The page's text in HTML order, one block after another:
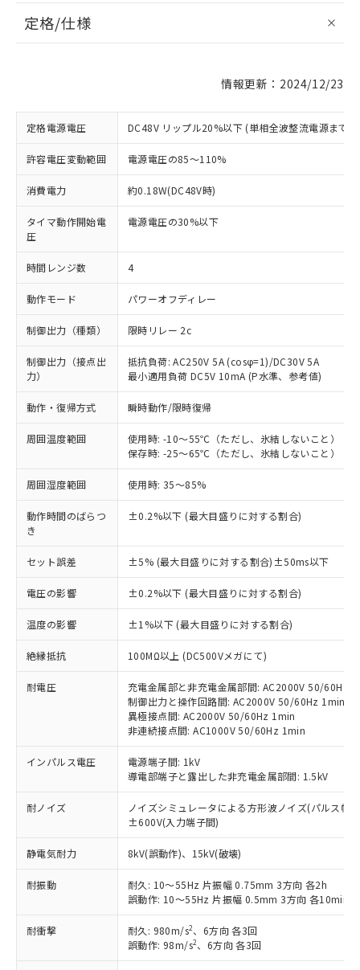
定格/仕様
情報更新：2024/12/23
定格電源電圧 DC48V リップル20%以下 (単相全波整流電源まで
許容電圧変動範囲 電源電圧の85～110%
消費電力 約0.18W(DC48V時)
タイマ動作開始電
圧
電源電圧の30%以下
時間レンジ数 4
動作モード パワーオフディレー
制御出力（種類） 限時リレー 2c
制御出力（接点出
力）
抵抗負荷: AC250V 5A (cosφ=1)/DC30V 5A
最小適用負荷 DC5V 10mA (P水準、参考値)
動作・復帰方式 瞬時動作/限時復帰
周囲温度範囲
使用時: -10～55℃（ただし、氷結しないこと）
保存時: -25～65℃（ただし、氷結しないこと）
周囲湿度範囲 使用時: 35～85%
動作時間のばらつ
き
±0.2%以下 (最大目盛りに対する割合)
セット誤差 ±5% (最大目盛りに対する割合)±50ms以下
電圧の影響 ±0.2%以下 (最大目盛りに対する割合)
温度の影響 ±1%以下 (最大目盛りに対する割合)
絶縁抵抗 100MΩ以上 (DC500Vメガにて)
耐電圧
充電金属部と非充電金属部間: AC2000V 50/60Hz
制御出力と操作回路間: AC2000V 50/60Hz 1min
異極接点間: AC2000V 50/60Hz 1min
非連続接点間: AC1000V 50/60Hz 1min
インパルス電圧
電源端子間: 1kV
導電部端子と露出した非充電金属部間: 1.5kV
耐ノイズ
ノイズシミュレータによる方形波ノイズ(パルス
±600V(入力端子間)
静電気耐力 8kV(誤動作)、15kV(破壊)
耐振動
耐久: 10～55Hz 片振幅 0.75mm 3方向 各2h
誤動作: 10～55Hz 片振幅 0.5mm 3方向 各10min
耐衝撃 耐久: 980m/s2、6方向 各3回
誤動作: 98m/s2、6方向 各3回
ご利用条件
以下の条件をお読みいただき、同意のうえ
ご利用ください。
本サービスは、当社制御機器事業取扱
商品の当社在庫状況および標準価格
(税抜)を提供させていただくもので
当社制御機器事業取扱商品の中には、
ことをご了承ください。
在庫状況および標準価格照会結果は、
記載している更新日時点での社内デー
タに基づき作成されるものであり、閲
覧された時点での実際の在庫および標
※1 対応状況
対応済み：EU RoHS指令（10物質）の
非含有に対応した製品が提供可能な商品で
す。
対応予定：EU RoHS指令（10物質）の非含
有に対応した製品に切り替える予定のある
対応予定なし：EU RoHS指令（10物質）の
非含有に非対応の商品で、対応品を出す予
定はありません。
調査・確認中：EU RoHS指令（10物質）の
非含有の対応状況を調査中または確認中の
商品です。
非該当品：ライセンス料など無形物で、有
害物質有無と関係のない商品です。
仕入先様の事情により、非含有部品として
いたものが、含有品と判明した場合などや
むを得ず変更することがあります。
*EU RoHS指令（10物質）：
鉛(Pb) 1000ppm以下、 水銀(Hg) 1000ppm以下、 カド
ミウム(Cd) 100ppm以下、
※1 中国RoHS○×表
「○」：最大均質材料含有率が中国RoHSの
基準値以下であることを示します。
「×」：最大均質材料含有率が中国RoHSの
基準値を超えていることを示します。
「－」：未確認です。当社販売部門へお問
い合わせください。
*中国RoHS10物質の基準値 (GB/T26572)：
Pb(鉛) :1000ppm、 Hg(水銀) : 1000ppm、 Cd(カドミウ
当社は、これら貴社製品のうち、外国
為替および外国貿易法に定める商品
（以下｢規制貨物等」という）を輸出
または国外への提供する場合は、日本
国政府の輸出許可(または役務取引許
説明